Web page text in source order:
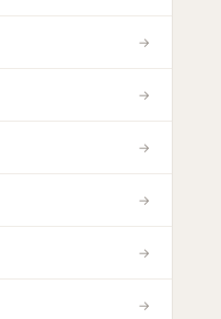
→
→
→
→
→
→